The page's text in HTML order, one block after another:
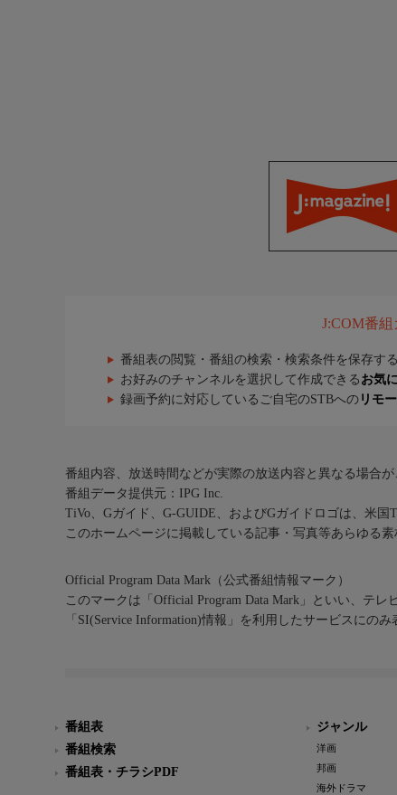
J:COM番
番組表の閲覧・番組の検索・検索条件を保存す
お好みのチャンネルを選択して作成できる お気
録画予約に対応しているご自宅のSTBへの リモ
番組内容、放送時間などが実際の放送内容と異なる場合が
番組データ提供元：IPG Inc.
TiVo、Gガイド、G-GUIDE、およびGガイドロゴは、米
このホームページに掲載している記事・写真等あらゆる
Official Program Data Mark（公式番組情報マーク）
このマークは「Official Program Data Mark」といい、テレ
「SI(Service Information)情報」を利用したサービスにの
番組表
番組検索
番組表・チラシPDF
ジャンル
洋画
邦画
海外ドラマ